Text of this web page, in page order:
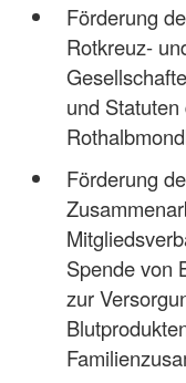
Förderung
Rotkreuz-
und
Förderung
Spende von
zur